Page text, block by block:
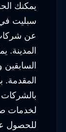
يمكنك
سبليت في
عن
المدينة.
السابقين
المقدمة.
لخدمات
للحصول